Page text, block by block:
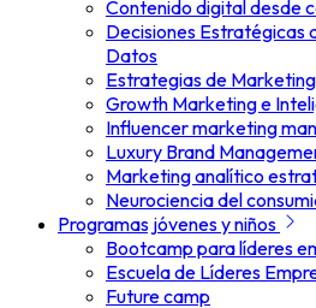
Contenido digital desde
Decisiones Estratégicas
Datos
Estrategias de
Growth Marketing e
Influencer marketing
Luxury Brand
Marketing analítico
Neurociencia del
Programas jóvenes y niños
Bootcamp para líderes
Escuela de Líderes
Future camp